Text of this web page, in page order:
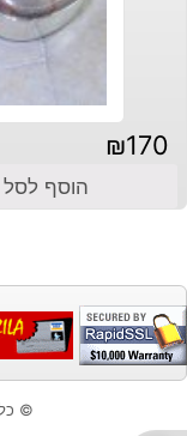
₪170
הוסף לסל
© כל